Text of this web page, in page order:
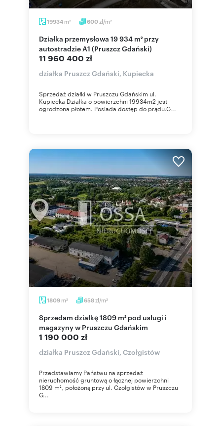
19934 m2 600zł/m2
Działka przemysłowa 19 934 m² przy
autostradzie A1 (Pruszcz Gdański)
11 960 400 zł
działka Pruszcz Gdański, Kupiecka
Sprzedaż działki w Pruszczu Gdańskim ul.
Kupiecka Działka o powierzchni 19934m2 jest
ogrodzona płotem. Posiada dostęp do prądu.G...
1809 m2 658zł/m2
Sprzedam działkę 1809 m² pod usługi i
magazyny w Pruszczu Gdańskim
1 190 000 zł
działka Pruszcz Gdański, Czołgistów
Przedstawiamy Państwu na sprzedaż
nieruchomość gruntową o łącznej powierzchni
1809 m², położoną przy ul. Czołgistów w Pruszczu
G...